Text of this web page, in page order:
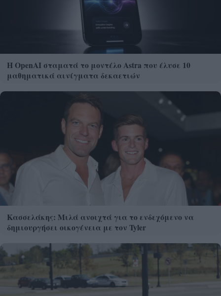
Η OpenAI σταματά το μοντέλο Astra που έλυσε 10
μαθηματικά αινίγματα δεκαετιών
Κασσελάκης: Μιλά ανοιχτά για το ενδεχόμενο να
δημιουργήσει οικογένεια με τον Tyler